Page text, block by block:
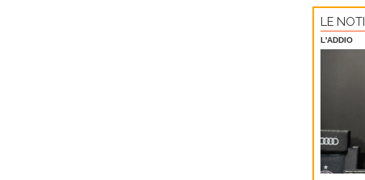
LE
L'ADDIO